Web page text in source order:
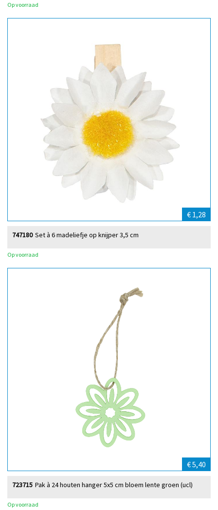
Op voorraad
€ 1,28
Set à 6 madeliefje op knijper 3,5 cm
747180
Op voorraad
€ 5,40
Pak à 24 houten hanger 5x5 cm bloem lente groen (ucl)
723715
Op voorraad